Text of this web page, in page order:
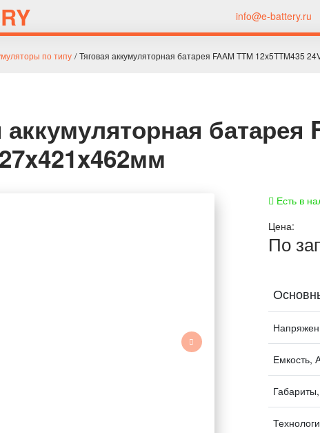
info@e-battery.ru
по типу / Тяговая аккумуляторная батарея FAAM TTM 12x5TTM435
аккумуляторная батарея
Есть в
Цена:
По
Емкость,